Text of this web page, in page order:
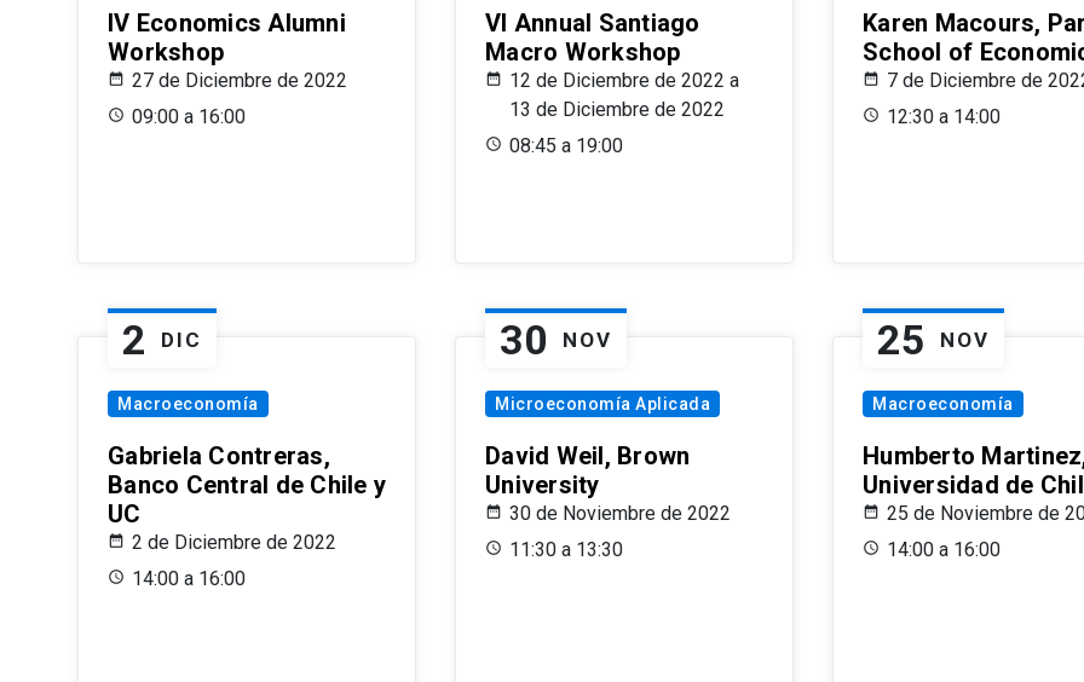
IV Economics Alumni
Workshop
27 de Diciembre de 2022
09:00 a 16:00
VI Annual Santiago
Macro Workshop
12 de Diciembre de 2022 a
13 de Diciembre de 2022
08:45 a 19:00
Karen Macours,
School of
7 de Diciembre de
12:30 a 14:00
2 DIC
Macroeconomía
Gabriela Contreras,
Banco Central de Chile y
UC
2 de Diciembre de 2022
14:00 a 16:00
30 NOV
Microeconomía Aplicada
David Weil, Brown
University
30 de Noviembre de 2022
11:30 a 13:30
25 NOV
Macroeconomía
Humberto
Universidad de
25 de Noviembre de
14:00 a 16:00